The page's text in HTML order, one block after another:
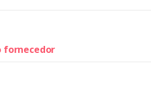
fornecedor